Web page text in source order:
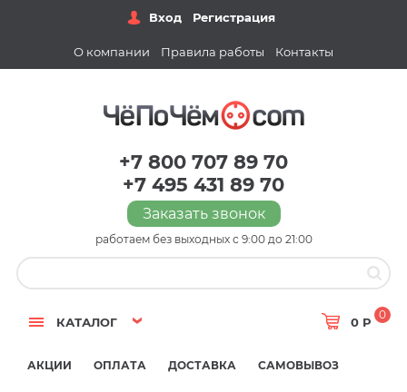
Вход Регистрация
О компании Правила работы Контакты
+7 800 707 89 70
+7 495 431 89 70
Заказать звонок
работаем без выходных с 9:00 до 21:00
КАТАЛОГ 0 Р
0
АКЦИИ ОПЛАТА ДОСТАВКА САМОВЫВОЗ